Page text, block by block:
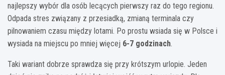
najlepszy wybór dla osób lecących pierwszy raz do tego regionu.
Odpada stres związany z przesiadką, zmianą terminala czy
pilnowaniem czasu między lotami. Po prostu wsiada się w Polsce i
wysiada na miejscu po mniej więcej 6-7 godzinach.
Taki wariant dobrze sprawdza się przy krótszym urlopie. Jeden